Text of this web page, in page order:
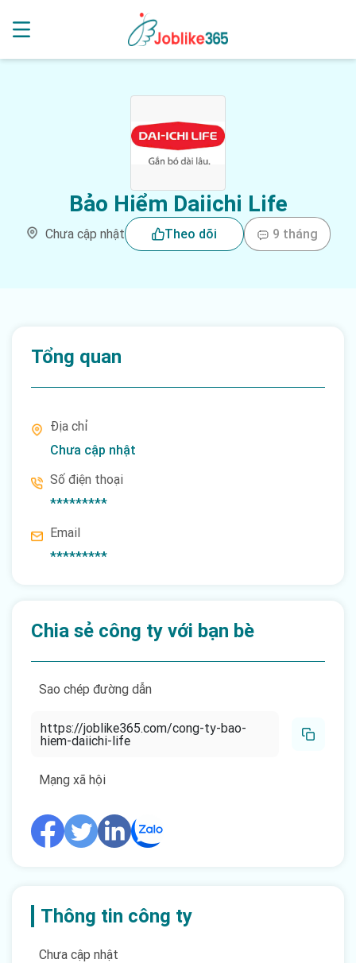
Bảo Hiểm Daiichi Life
Chưa cập nhật Theo dõi 9 tháng
Thông tin công ty
Chưa cập nhật
Tổng quan
Địa chỉ
Chưa cập nhật
Số điện thoại
*********
Email
*********
Chia sẻ công ty với bạn bè
Sao chép đường dẫn
https://joblike365.com/cong-ty-bao-
hiem-daiichi-life
Mạng xã hội